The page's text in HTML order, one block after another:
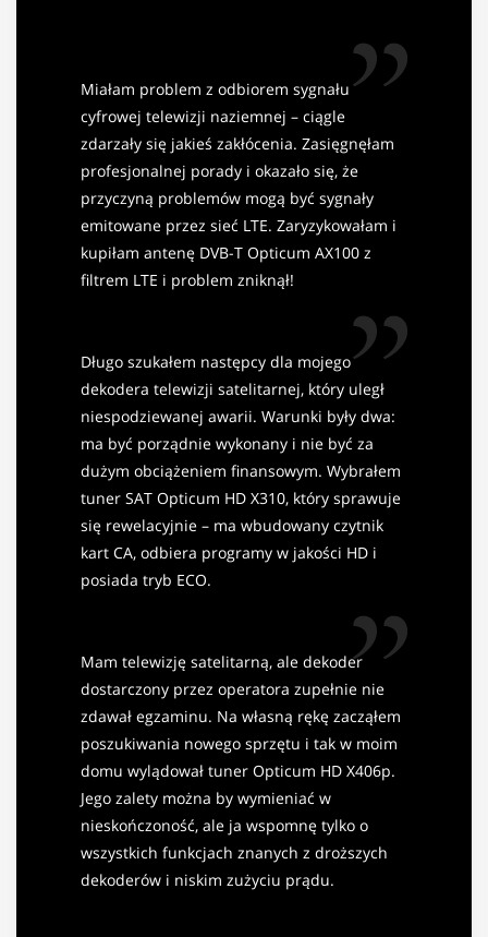
Miałam problem z odbiorem sygnału
cyfrowej telewizji naziemnej – ciągle
zdarzały się jakieś zakłócenia. Zasięgnęłam
profesjonalnej porady i okazało się, że
przyczyną problemów mogą być sygnały
emitowane przez sieć LTE. Zaryzykowałam i
kupiłam antenę DVB-T Opticum AX100 z
filtrem LTE i problem zniknął!
Długo szukałem następcy dla mojego
dekodera telewizji satelitarnej, który uległ
niespodziewanej awarii. Warunki były dwa:
ma być porządnie wykonany i nie być za
dużym obciążeniem finansowym. Wybrałem
tuner SAT Opticum HD X310, który sprawuje
się rewelacyjnie – ma wbudowany czytnik
kart CA, odbiera programy w jakości HD i
posiada tryb ECO.
Mam telewizję satelitarną, ale dekoder
dostarczony przez operatora zupełnie nie
zdawał egzaminu. Na własną rękę zacząłem
poszukiwania nowego sprzętu i tak w moim
domu wylądował tuner Opticum HD X406p.
Jego zalety można by wymieniać w
nieskończoność, ale ja wspomnę tylko o
wszystkich funkcjach znanych z droższych
dekoderów i niskim zużyciu prądu.